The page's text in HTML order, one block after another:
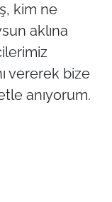
kim ne
aklına
vererek bize
anıyorum.